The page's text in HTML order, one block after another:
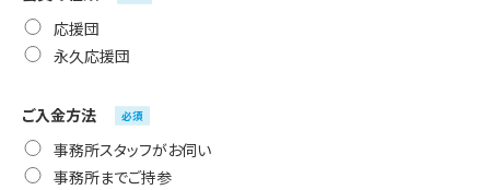
応援団
永久応援団
ご入金方法 必須
事務所スタッフがお伺い
事務所までご持参